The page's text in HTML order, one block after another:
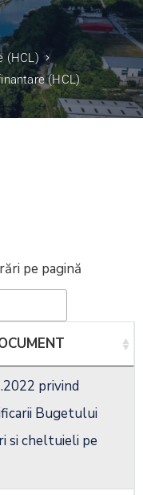
(HCL)
(HCL)
pe pagină
privind
Bugetului
si cheltuieli pe